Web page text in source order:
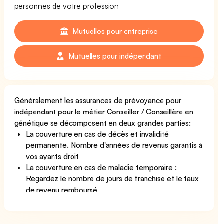
personnes de votre profession
Mutuelles pour entreprise
Mutuelles pour indépendant
Généralement les assurances de prévoyance pour
indépendant pour le métier Conseiller / Conseillère en
génétique se décomposent en deux grandes parties:
La couverture en cas de décès et invalidité
permanente. Nombre d'années de revenus garantis à
vos ayants droit
La couverture en cas de maladie temporaire :
Regardez le nombre de jours de franchise et le taux
de revenu remboursé